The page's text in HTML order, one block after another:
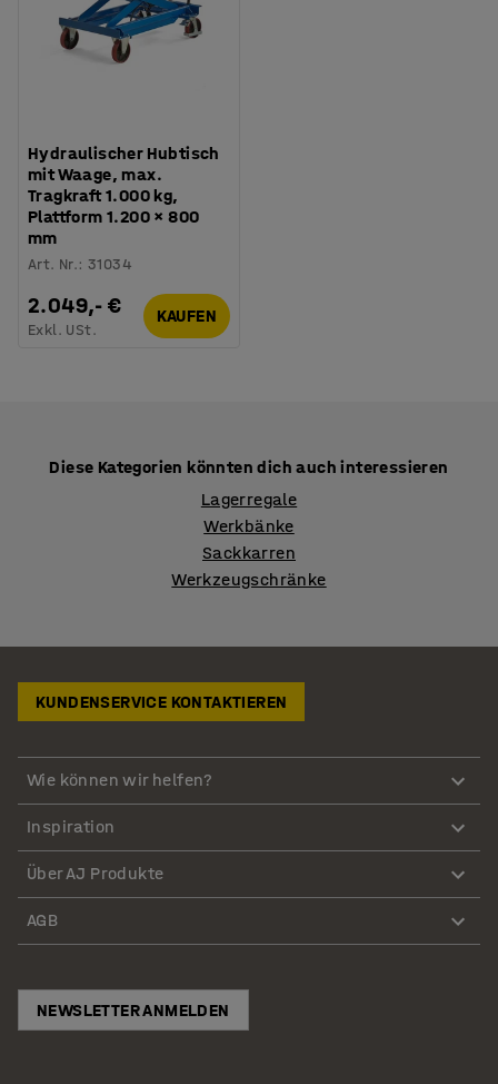
Hydraulischer Hubtisch
mit Waage, max.
Tragkraft 1.000 kg,
Plattform 1.200 × 800
mm
Art. Nr.:31034
2.049,- €
Exkl. USt.
KAUFEN
Diese Kategorien könnten dich auch interessieren
Lagerregale
Werkbänke
Sackkarren
Werkzeugschränke
KUNDENSERVICE KONTAKTIEREN
Wie können wir helfen?
Inspiration
Über AJ Produkte
AGB
NEWSLETTER ANMELDEN